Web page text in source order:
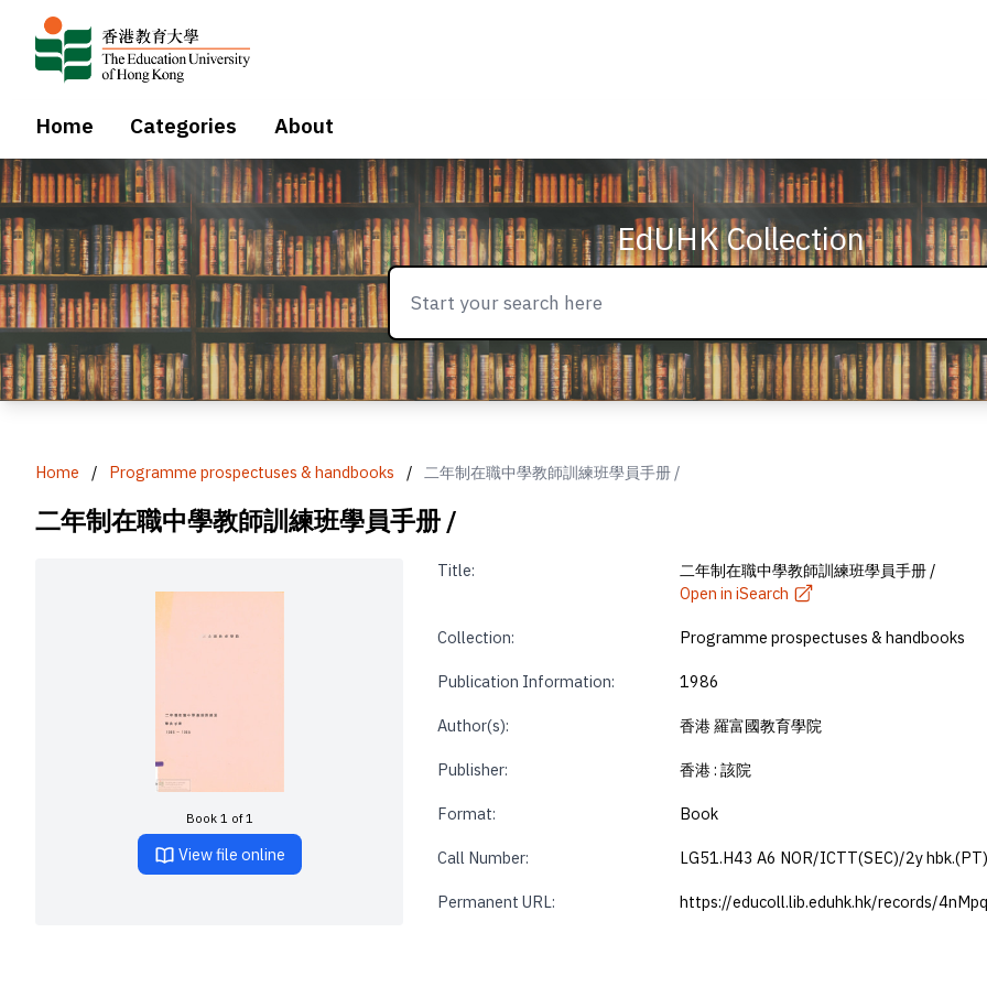
Home Categories About
EdUHK Collection
Home / Programme prospectuses & handbooks / 二年制在職中學教師訓練班學員手册 /
二年制在職中學教師訓練班學員手册 /
Book 1 of 1
View file online
Title:
二年制在職中學教師訓練班學員手册 /
Open in iSearch
Collection: Programme prospectuses & handbooks
Publication Information: 1986
Author(s): 香港 羅富國教育學院
Publisher: 香港 : 該院
Format: Book
Call Number: LG51.H43 A6 NOR/ICTT(SEC)/2y
Permanent URL: https://educoll.lib.eduhk.hk/records/